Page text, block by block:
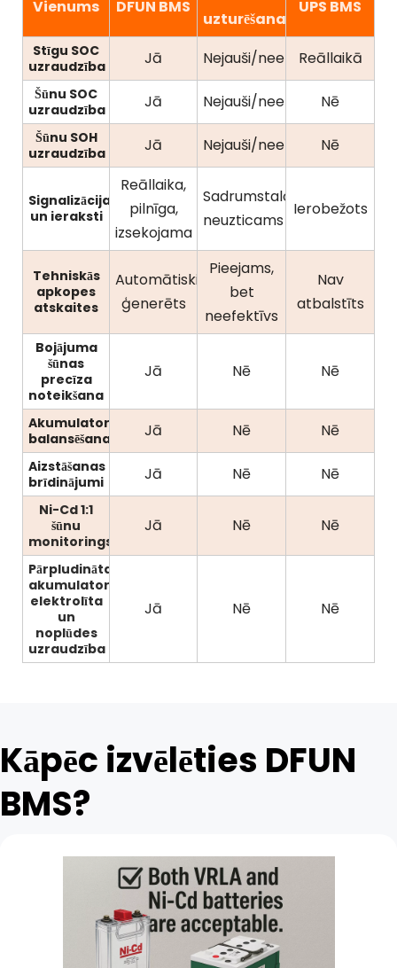
Vienums DFUN BMS
uzturēšana
UPS BMS
Stīgu SOC
uzraudzība
Jā Nejauši/neefektīviReāllaikā
Šūnu SOC
uzraudzība
Jā Nejauši/neefektīviNē
Šūnu SOH
uzraudzība
Jā Nejauši/neefektīviNē
Signalizācijas
un ieraksti
Reāllaika,
pilnīga,
izsekojama
Sadrumstalots,
neuzticams
Ierobežots
Tehniskās
apkopes
atskaites
Automātiski
ģenerēts
Pieejams,
bet
neefektīvs
Nav
atbalstīts
Bojājuma
šūnas
precīza
noteikšana
Jā Nē Nē
Akumulatora
balansēšana
Jā Nē Nē
Aizstāšanas
brīdinājumi
Jā Nē Nē
Ni-Cd 1:1
šūnu
monitorings
Jā Nē Nē
Pārpludināta
akumulatora
elektrolīta
un
noplūdes
uzraudzība
Jā Nē Nē
Kāpēc izvēlēties DFUN
BMS?